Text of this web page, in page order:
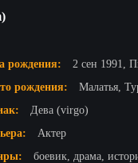
рождения:
2 сен 1991,
рождения:
Малатья,
Дева (virgo)
Актер
боевик, драма,